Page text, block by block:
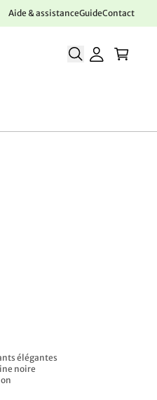
Aide & assistanceGuideContact
élégantes
noire